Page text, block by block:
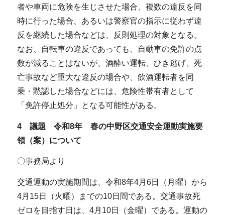
者や車両に危険を生じさせた場合、複数の違反を同
時に行った場合、あるいは警察官の指示に従わず違
反を継続した場合などは、反則処理の対象となる。
なお、自転車の違反であっても、自動車の免許の点
数が減ることはないが、酒酔い運転、ひき逃げ、死
亡事故など重大な違反の場合や、飲酒運転者を同
乗・黙認した場合などには、危険性帯有者として
「免許停止処分」となる可能性がある。
4 議題 令和8年 春の中野区交通安全運動実施要
領（案）について
〇事務局より
交通運動の実施期間は、令和8年4月6日（月曜）から
4月15日（火曜）までの10日間である。交通事故死
ゼロを目指す日は、4月10日（金曜）である。運動の